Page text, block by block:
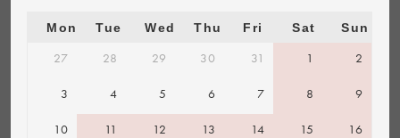
Mon Tue Wed Thu Fri Sat Sun
27 28 29 30 31 1 2
3 4 5 6 7 8 9
10 11 12 13 14 15 16